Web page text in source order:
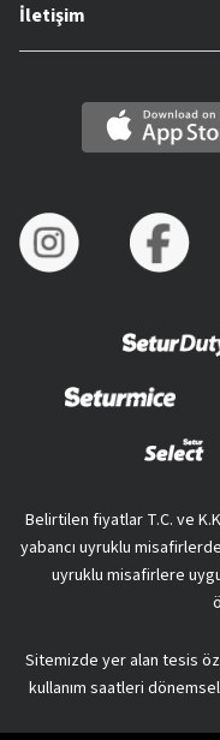
İletişim
Belirtilen fiyatlar T.C. ve
yabancı uyruklu
uyruklu misafirlere
Sitemizde yer alan tesis
kullanım saatleri